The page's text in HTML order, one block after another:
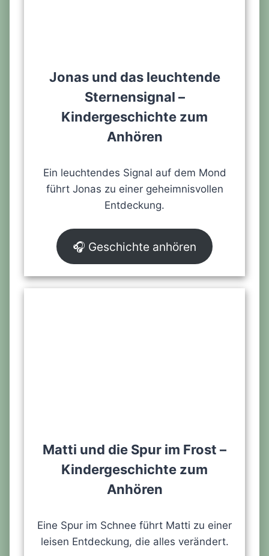
Jonas und das leuchtende
Sternensignal –
Kindergeschichte zum
Anhören
Ein leuchtendes Signal auf dem Mond
führt Jonas zu einer geheimnisvollen
Entdeckung.
🎧 Geschichte anhören
Matti und die Spur im Frost –
Kindergeschichte zum
Anhören
Eine Spur im Schnee führt Matti zu einer
leisen Entdeckung, die alles verändert.